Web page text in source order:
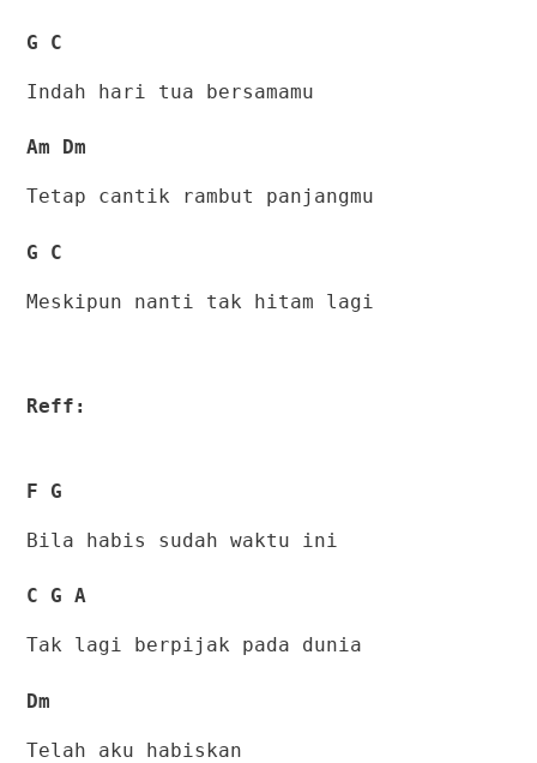
G C
Indah hari tua bersamamu
Am Dm
Tetap cantik rambut panjangmu
G C
Meskipun nanti tak hitam lagi
Reff:
F G
Bila habis sudah waktu ini
C G A
Tak lagi berpijak pada dunia
Dm
Telah aku habiskan